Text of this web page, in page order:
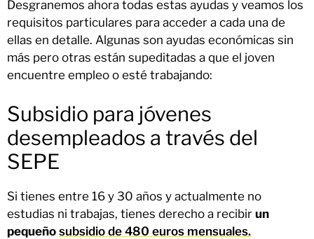
Desgranemos ahora todas estas ayudas y veamos los
requisitos particulares para acceder a cada una de
ellas en detalle. Algunas son ayudas económicas sin
más pero otras están supeditadas a que el joven
encuentre empleo o esté trabajando:
Subsidio para jóvenes
desempleados a través del
SEPE
Si tienes entre 16 y 30 años y actualmente no
estudias ni trabajas, tienes derecho a recibir un
pequeño subsidio de 480 euros mensuales.